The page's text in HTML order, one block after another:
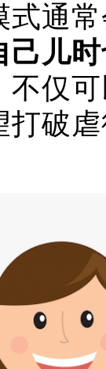
式通
己儿
不仅
打破